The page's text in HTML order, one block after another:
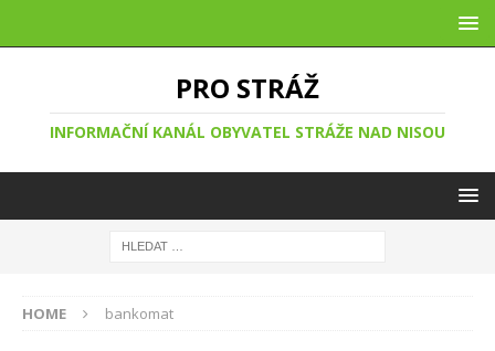
PRO STRÁŽ
INFORMAČNÍ KANÁL OBYVATEL STRÁŽE NAD NISOU
HOME bankomat